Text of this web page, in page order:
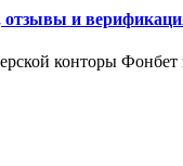
отзывы и
конторы Фонбет